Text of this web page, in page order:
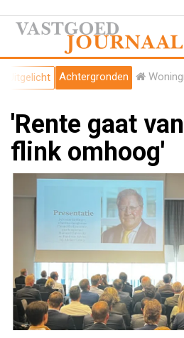
Uitgelicht Achtergronden
'Rente gaat
flink omhoog'